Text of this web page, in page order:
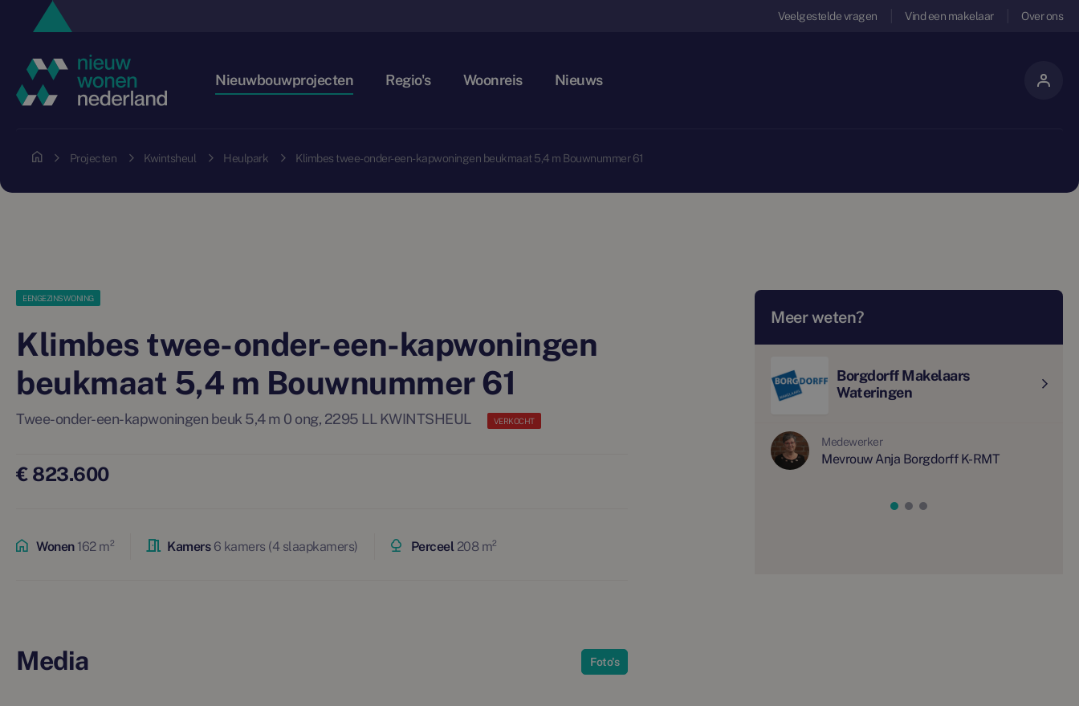
Veelgestelde vragen Vind een makelaar Over ons
Nieuwbouwprojecten Regio's Woonreis Nieuws
Projecten Kwintsheul Heulpark Klimbes twee-onder-een-kapwoningen beukmaat 5,4 m Bouwnummer 61
EENGEZINSWONING
Klimbes twee-onder-een-kapwoningen
beukmaat 5,4 m Bouwnummer 61
Twee-onder-een-kapwoningen beuk 5,4 m 0 ong, 2295 LL KWINTSHEUL VERKOCHT
€ 823.600
Wonen162 m² Kamers6 kamers (4 slaapkamers) Perceel208 m²
Media Foto's
Meer weten?
Borgdorff Makelaars
Wateringen
Medewerker
Mevrouw Anja Borgdorff K-RMT